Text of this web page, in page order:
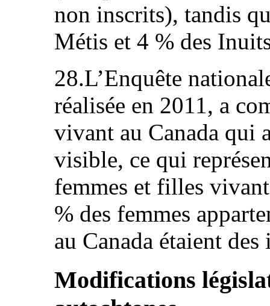
non inscrits), tandis
Métis et 4 % des
28.L’Enquête
réalisée en 2011, a
vivant au Canada qui
visible, ce qui
femmes et filles
% des femmes
au Canada étaient
Modifications